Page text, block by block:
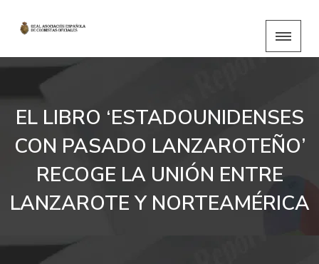
EL LIBRO ‘ESTADOUNIDENSES
CON PASADO LANZAROTEÑO’
RECOGE LA UNIÓN ENTRE
LANZAROTE Y NORTEAMÉRICA